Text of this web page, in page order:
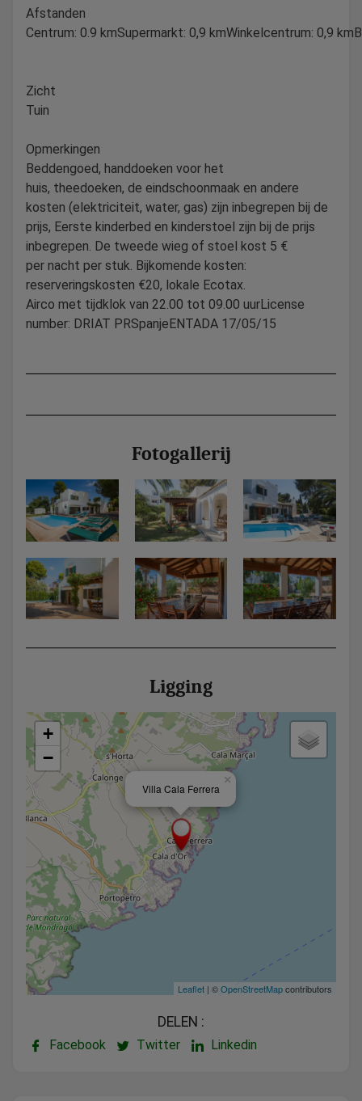
Afstanden
Centrum: 0.9 kmSupermarkt: 0,9 kmWinkelcentrum: 0,9
Zicht
Tuin
Opmerkingen
Beddengoed, handdoeken voor het
huis, theedoeken, de eindschoonmaak en andere
kosten (elektriciteit, water, gas) zijn inbegrepen bij de
prijs, Eerste kinderbed en kinderstoel zijn bij de prijs
inbegrepen. De tweede wieg of stoel kost 5 €
per nacht per stuk. Bijkomende kosten:
reserveringskosten €20, lokale Ecotax.
Airco met tijdklok van 22.00 tot 09.00 uurLicense
number: DRIAT PRSpanjeENTADA 17/05/15
Fotogallerij
Ligging
Villa Cala Ferrera
×
+
−
Leaflet | ©OpenStreetMapcontributors
DELEN :
Facebook Twitter Linkedin